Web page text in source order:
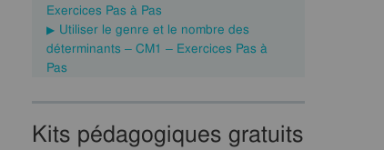
Exercices Pas à Pas
Utiliser le genre et le nombre des
déterminants – CM1 – Exercices Pas à
Pas
Kits pédagogiques gratuits